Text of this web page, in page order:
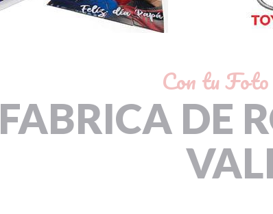
Con tu Foto
FABRICA DE